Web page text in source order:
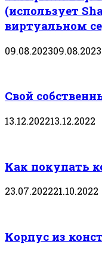
(использует
виртуальном
09.08.202309.08.2023
Свой
13.12.202213.12.2022
Как покупать
23.07.202221.10.2022
Корпус из